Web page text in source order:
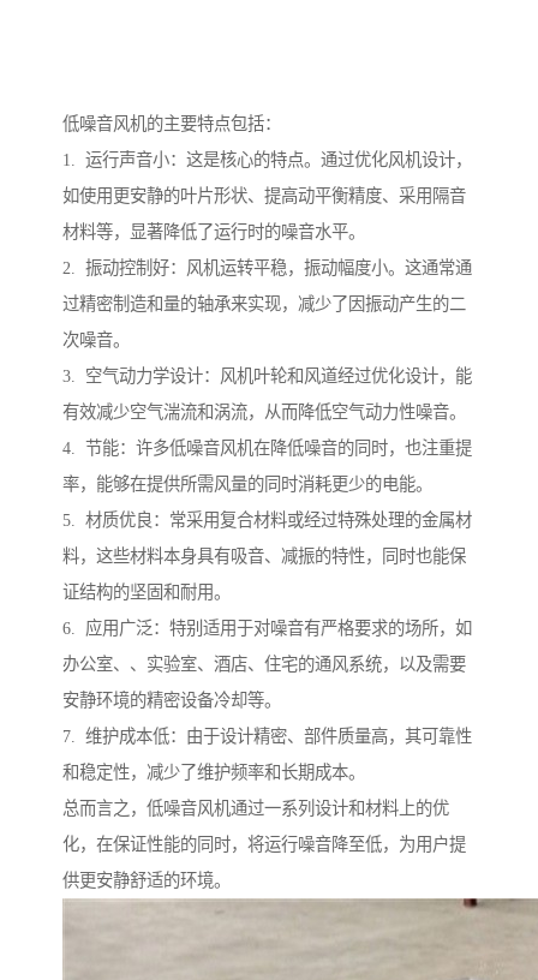
低噪音风机的主要特点包括：
1. 运行声音小：这是核心的特点。通过优化风机设计，
如使用更安静的叶片形状、提高动平衡精度、采用隔音
材料等，显著降低了运行时的噪音水平。
2. 振动控制好：风机运转平稳，振动幅度小。这通常通
过精密制造和量的轴承来实现，减少了因振动产生的二
次噪音。
3. 空气动力学设计：风机叶轮和风道经过优化设计，能
有效减少空气湍流和涡流，从而降低空气动力性噪音。
4. 节能：许多低噪音风机在降低噪音的同时，也注重提
率，能够在提供所需风量的同时消耗更少的电能。
5. 材质优良：常采用复合材料或经过特殊处理的金属材
料，这些材料本身具有吸音、减振的特性，同时也能保
证结构的坚固和耐用。
6. 应用广泛：特别适用于对噪音有严格要求的场所，如
办公室、、实验室、酒店、住宅的通风系统，以及需要
安静环境的精密设备冷却等。
7. 维护成本低：由于设计精密、部件质量高，其可靠性
和稳定性，减少了维护频率和长期成本。
总而言之，低噪音风机通过一系列设计和材料上的优
化，在保证性能的同时，将运行噪音降至低，为用户提
供更安静舒适的环境。